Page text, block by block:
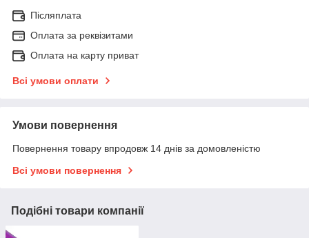
Післяплата
Оплата за реквізитами
Оплата на карту приват
Всі умови оплати
Умови повернення
Повернення товару впродовж 14 днів за домовленістю
Всі умови повернення
Подібні товари компанії